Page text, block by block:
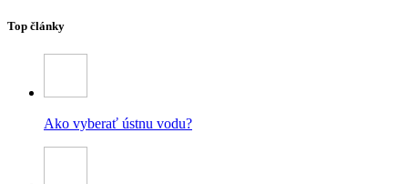
Top články
Ako vyberať ústnu vodu?